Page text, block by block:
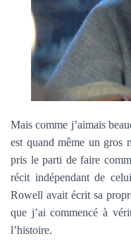
Mais comme j’aimais
est quand même un gros
pris le parti de faire
récit indépendant de
Rowell avait écrit sa
que j’ai commencé à
l’histoire.